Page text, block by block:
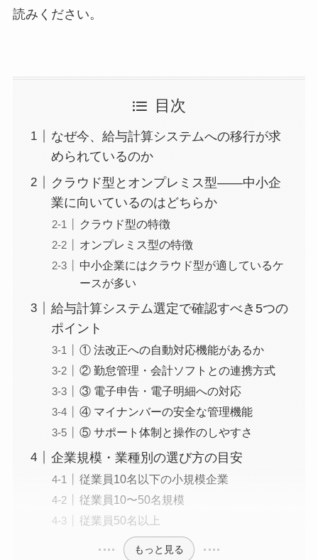
読みください。
目次
なぜ今、給与計算システムへの移行が求
められているのか
クラウド型とオンプレミス型——中小企
業に向いているのはどちらか
クラウド型の特徴
オンプレミス型の特徴
中小企業にはクラウド型が適しているケ
ースが多い
給与計算システム選定で確認すべき5つの
ポイント
① 法改正への自動対応機能があるか
② 勤怠管理・会計ソフトとの連携方式
③ 電子申告・電子明細への対応
④ マイナンバーの安全な管理機能
⑤ サポート体制と操作のしやすさ
企業規模・業種別の選び方の目安
従業員10名以下の小規模企業
従業員10〜50名規模
従業員50名以上
もっと見る